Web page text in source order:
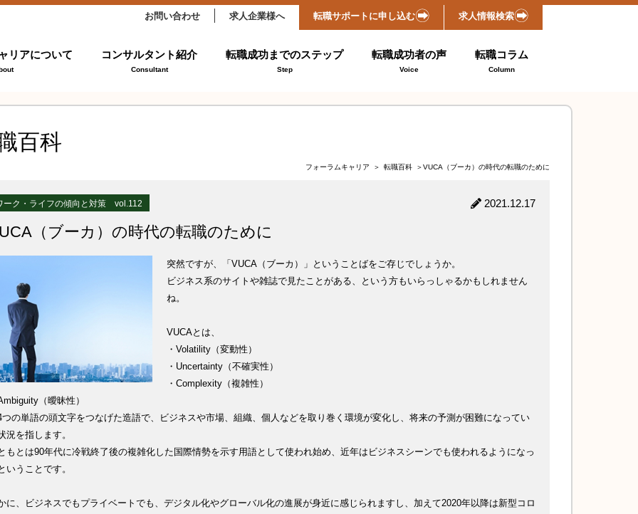
求人情報検索
転職サポートに申し込む
求人企業様へ
お問い合わせ
リアについて コンサルタント紹介
Consultant
転職成功までのステップ
Step
転職成功者の声
Voice
転職コラム
Column
百科
フォーラムキャリア ＞ 転職百科 ＞VUCA（ブーカ）の時代の転職のために
ーク・ライフの傾向と対策 vol.112
（ブーカ）の時代の転職のために
2021.12.17
突然ですが、「VUCA（ブーカ）」ということばをご存じでしょうか。
ビジネス系のサイトや雑誌で見たことがある、という方もいらっしゃるかもしれません
ね。
VUCAとは、
・Volatility（変動性）
・Uncertainty（不確実性）
・Complexity（複雑性）
（曖昧性）
つの単語の頭文字をつなげた造語で、ビジネスや市場、組織、個人などを取り巻く環境が変化し、将来の予測が困難になってい
況を指します。
もとは90年代に冷戦終了後の複雑化した国際情勢を示す用語として使われ始め、近年はビジネスシーンでも使われるようになっ
いうことです。
に、ビジネスでもプライベートでも、デジタル化やグローバル化の進展が身近に感じられますし、加えて2020年以降は新型コロ